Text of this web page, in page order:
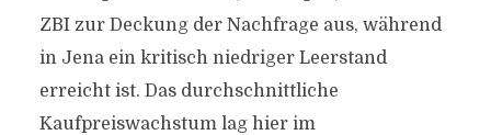
ZBI zur Deckung der Nachfrage aus, während
in Jena ein kritisch niedriger Leerstand
erreicht ist. Das durchschnittliche
Kaufpreiswachstum lag hier im